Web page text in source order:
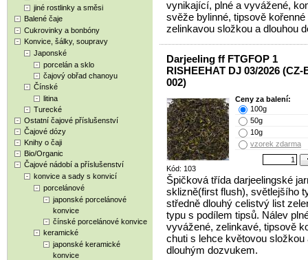
jiné rostlinky a směsi
Balené čaje
Cukrovinky a bonbóny
Konvice, šálky, soupravy
Japonské
porcelán a sklo
čajový obřad chanoyu
Čínské
litina
Turecké
Ostatní čajové příslušenství
Čajové dózy
Knihy o čaji
Bio/Organic
Čajové nádobí a příslušenství
konvice a sady s konvicí
porcelánové
japonské porcelánové
konvice
čínské porcelánové konvice
keramické
japonské keramické
konvice
vynikající, plné a vyvážené,
svěže bylinné, tipsově kořenné
zelinkavou složkou a dlouhou
Darjeeling ff FTGFOP 1
RISHEEHAT DJ 03/2026 (CZ-
002)
Kód: 103
Ceny za balení:
100g
50g
10g
vzorek zdarma
Špičková třída darjeelingské
sklizně(first flush), světlejšího
středně dlouhý celistvý list
typu s podílem tipsů. Nálev
vyvážené, zelinkavé, tipsově
chuti s lehce květovou složkou
dlouhým dozvukem.